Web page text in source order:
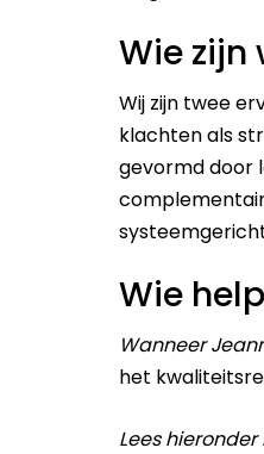
Wie zijn
Wij zijn twee
klachten als
gevormd door
Wie
Wanneer
het
Lees